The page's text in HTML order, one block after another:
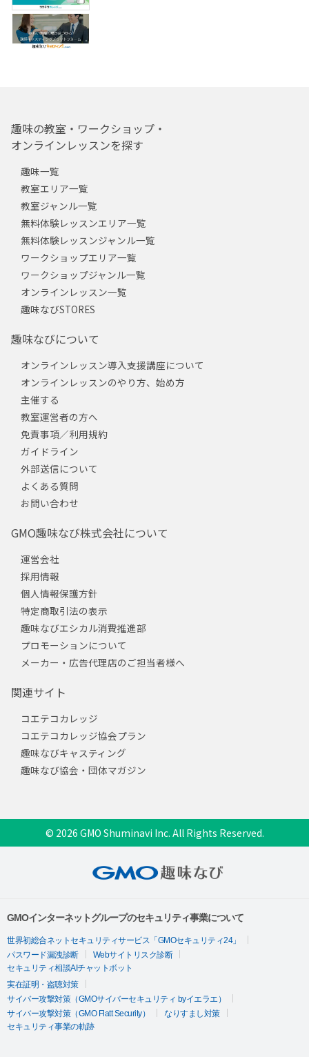
趣味の教室・ワークショップ・
オンラインレッスンを探す
趣味一覧
教室エリア一覧
教室ジャンル一覧
無料体験レッスンエリア一覧
無料体験レッスンジャンル一覧
ワークショップエリア一覧
ワークショップジャンル一覧
オンラインレッスン一覧
趣味なびSTORES
趣味なびについて
オンラインレッスン導入支援講座について
オンラインレッスンのやり方、始め方
主催する
教室運営者の方へ
免責事項／利用規約
ガイドライン
外部送信について
よくある質問
お問い合わせ
GMO趣味なび株式会社について
運営会社
採用情報
個人情報保護方針
特定商取引法の表示
趣味なびエシカル消費推進部
プロモーションについて
メーカー・広告代理店のご担当者様へ
関連サイト
コエテコカレッジ
コエテコカレッジ協会プラン
趣味なびキャスティング
趣味なび協会・団体マガジン
© 2026 GMO Shuminavi Inc. All Rights Reserved.